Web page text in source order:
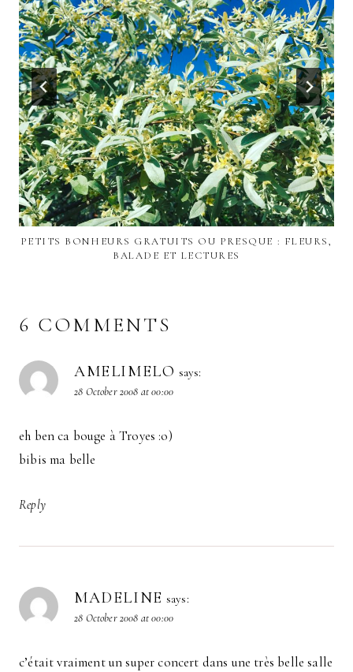
PETITS BONHEURS GRATUITS OU PRESQUE : FLEURS,
BALADE ET LECTURES
6 COMMENTS
AMELIMELO says:
28 October 2008 at 00:00
eh ben ca bouge à Troyes :o)
bibis ma belle
Reply
MADELINE says:
28 October 2008 at 00:00
c’était vraiment un super concert dans une très belle salle